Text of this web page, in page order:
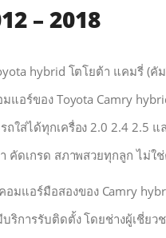
– 2018
hybrid โตโยต้า แคมรี่ (คั
แอร์ของ Toyota Camry
ถใส่ได้ทุกเครื่อง 2.0 2.4 2.5
คัดเกรด สภาพสวยทุกลูก ไม่ใ
มแอร์มือสองของ Camry
ริการรับติดตั้ง โดยช่างผู้เชี่ย